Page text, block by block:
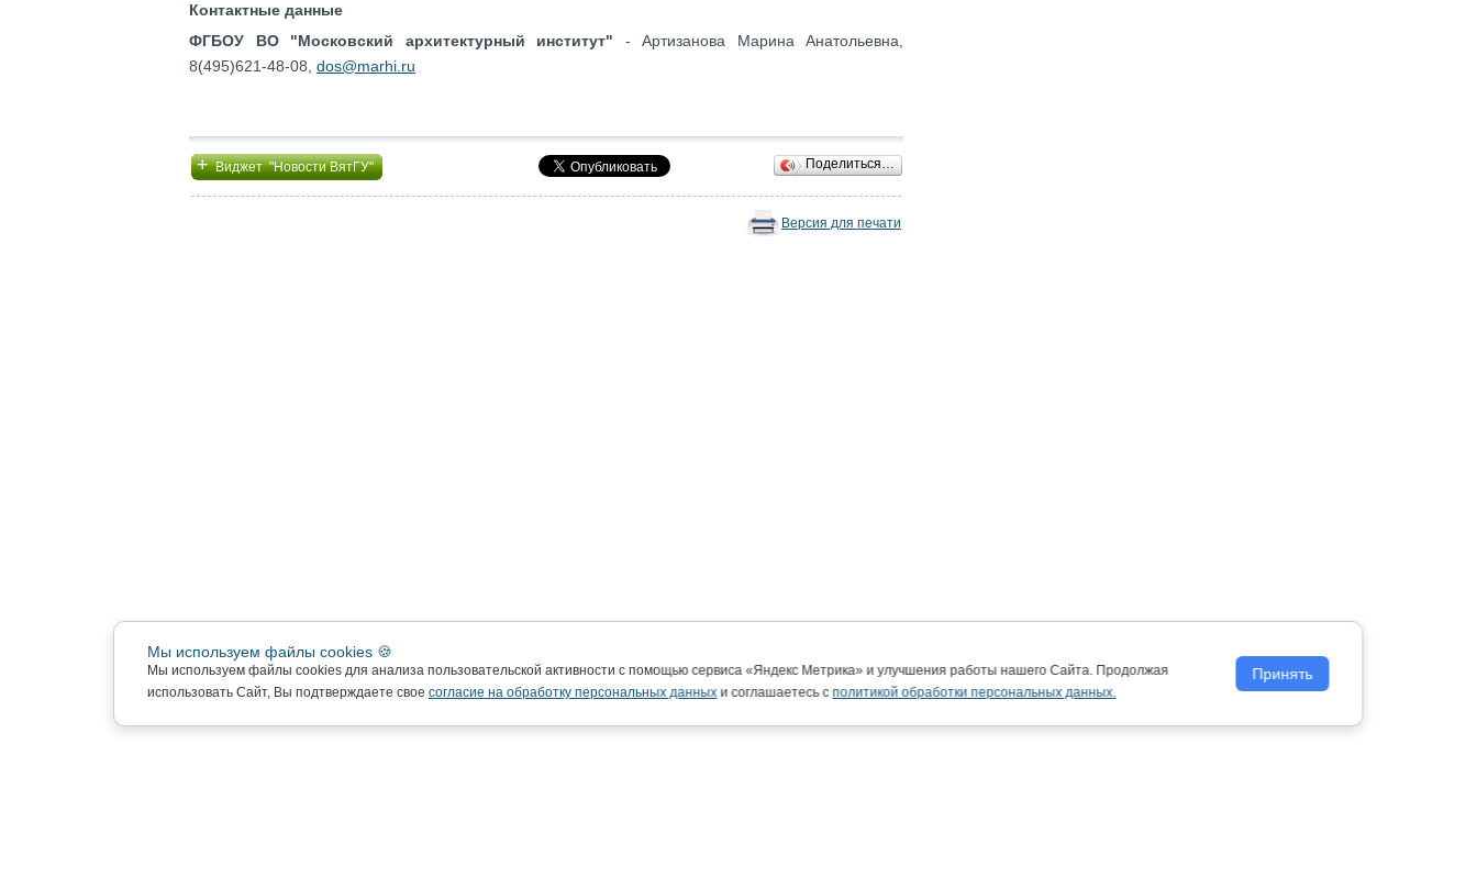
Контактные данные
ФГБОУ ВО "Московский архитектурный институт" - Артизанова Марина Анатольевна,
8(495)621-48-08, dos@marhi.ru
+Виджет "Новости ВятГУ" Поделиться…
Версия для печати
Мы используем файлы cookies 🍪
Мы используем файлы cookies для анализа пользовательской активности с помощью сервиса «Яндекс Метрика» и улучшения работы нашего Сайта. Продолжая
использовать Сайт, Вы подтверждаете своесогласие на обработку персональных данныхи соглашаетесь сполитикой обработки персональных данных.
Принять